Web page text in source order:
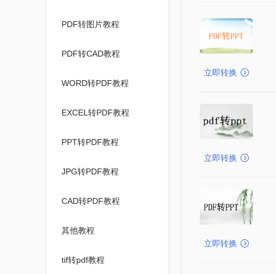
PDF转图片教程
PDF转CAD教程
WORD转PDF教程
EXCEL转PDF教程
PPT转PDF教程
JPG转PDF教程
CAD转PDF教程
其他教程
tif转pdf教程
立即转换
立即转换
立即转换